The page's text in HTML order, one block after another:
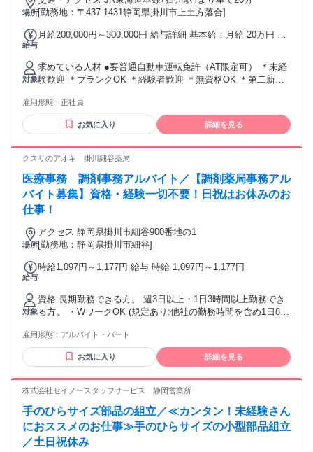
場所[勤務地：〒437-1431静岡県掛川市上土方落合]
給与
月給200,000円～300,000円 給与詳細 基本給：月給 20万円 〜
れる通勤・皆勤・家族手当金額：なし 全員に一律で支払われ
るその他手当金額：なし 月給20万～30万円 【別途、下記手当
支給】 ■交通費規定支給 ■家族手当 ■資格技能手当 ■皆勤手当
■役職手当 【その他】 ■昇給年1回 ■賞与年2回（業績による）
対象
求めている人材 ●要普通自動車運転免許（AT限定可） ＊未経
験歓迎 ＊ブランクOK ＊経験者歓迎 ＊無資格OK ＊第二新卒
ターン応援 ＊ハローワークでお仕事探し中の方も◎ 異業種＆
未経験からの転職も応援♪ ｢製造業の経験は無いけどイチから
頑張りたい｣ ｢経験・知識を身に付けて一人前を目指したい｣
なたも応援します！ もちろん、経験を活かして活躍したいと
免許をお持ちの方 ・1級機械加工技能士資格をお持ちの方 ・1
級機械保全技能士資格をお持ちの方 ・図面を理解できる方
雇用形態： 正社員
お気に入り 詳細を見る
クスリのアオキ 掛川細谷薬局
医療事務 調剤事務アルバイト／【調剤薬局事務アル
バイト募集】資格・経験一切不要！日祝はお休みのお
仕事！
場所
アクセス 静岡県掛川市細谷900番地の1
[勤務地：静岡県掛川市細谷]
給与
時給1,097円～1,177円 給与 時給 1,097円～1,177円
対象
資格 長期勤務できる方。 週3日以上・1日3時間以上勤務でき
る方。 ・WワークOK (規定あり:他社の勤務時間を含め1日8時
雇用形態： アルバイト・パート
お気に入り 詳細を見る
株式会社セイノースタッフサービス 静岡営業所
手のひらサイズ部品の組立／≪カンタン！未経験さん
におススメのお仕事≫手のひらサイズの小型部品組立
／土日祝休み